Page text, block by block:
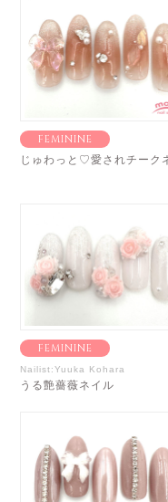
FEMININE
FEMININE
Nailist:Yuuka Kohara
うる艶薔薇ネイル